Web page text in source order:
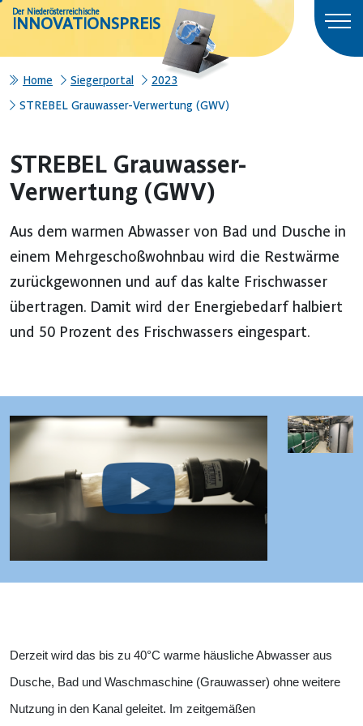
Der Niederösterreichische
INNOVATIONSPREIS
Home Siegerportal
2023
STREBEL Grauwasser-Verwertung (GWV)
STREBEL Grauwasser-
Verwertung (GWV)
Aus dem warmen Abwasser von Bad und Dusche in
einem Mehrgeschoßwohnbau wird die Restwärme
zurückgewonnen und auf das kalte Frischwasser
übertragen. Damit wird der Energiebedarf halbiert
und 50 Prozent des Frischwassers eingespart.
Derzeit wird das bis zu 40°C warme häusliche Abwasser aus
Dusche, Bad und Waschmaschine (Grauwasser) ohne weitere
Nutzung in den Kanal geleitet. Im zeitgemäßen